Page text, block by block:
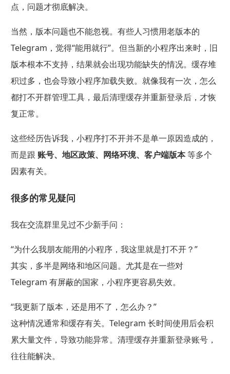
点，问题才彻底解决。
当然，版本问题也不能忽视。有些人习惯用老版本的
Telegram，觉得“能用就行”。但当新的小程序出来时，旧
版本根本不支持，结果就会出现功能缺失的情况。缓存堆
积过多，也会导致小程序加载失败。就像我有一次，怎么
都打不开群管理工具，最后清理缓存并重新登录后，才恢
复正常。
这些经历告诉我，小程序打不开并不是单一原因造成的，
而是跟 账号、地区政策、网络环境、客户端版本等多个
因素有关。
很多的常见疑问
我在交流群里见过不少新手问：
“为什么我朋友能用的小程序，我这里就是打不开？”
其实，多半是网络和地区问题。尤其是在一些对
Telegram 有屏蔽的国家，小程序更容易失效。
“我更新了版本，还是用不了，怎么办？”
这种情况通常和缓存有关。Telegram 长时间使用后会积
累大量文件，导致功能异常。清理缓存并重新登录账号，
往往能解决。